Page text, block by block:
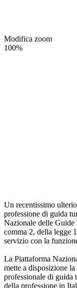
Modifica zoom
100%
Un recentissimo
professione di guida
Nazionale delle Guide
comma 2, della legge
servizio con la
La Piattaforma
mette a disposizione
professionale di guida
della professione in